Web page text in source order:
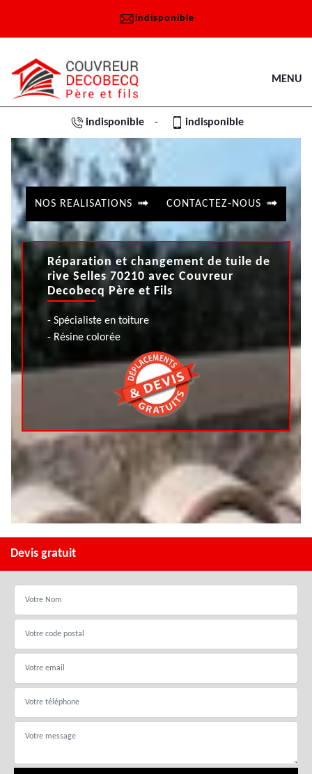
indisponible
MENU
indisponible - indisponible
NOS REALISATIONS CONTACTEZ-NOUS
Réparation et changement de tuile de
rive Selles 70210 avec Couvreur
Decobecq Père et Fils
- Spécialiste en toiture
- Résine colorée
Devis gratuit